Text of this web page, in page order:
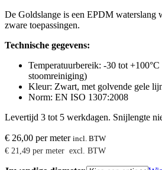
De Goldslange is een EPDM waterslang
zware toepassingen.
Technische gegevens:
Temperatuurbereik: -30 tot
stoomreiniging)
Kleur: Zwart, met golvende gele
Norm: EN ISO 1307:2008
Levertijd 3 tot 5 werkdagen. Snijlengte
€ 26,00 per meter incl. BTW
€ 21,49 per meter excl. BTW